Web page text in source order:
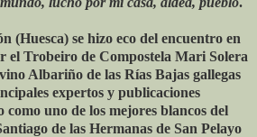
(Huesca) se hizo eco del encuentro en
el Trobeiro de Compostela Mari Solera
Albariño de las Rías Bajas gallegas
expertos y publicaciones
como uno de los mejores blancos del
de las Hermanas de San Pelayo